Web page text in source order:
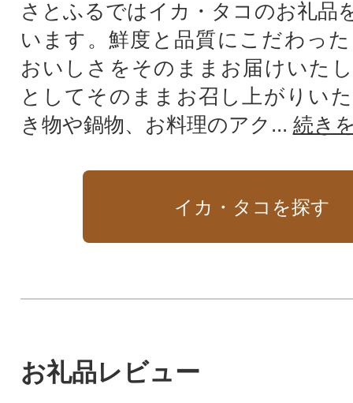
さとふるではイカ・タコのお礼品
います。鮮度と品質にこだわっ
おいしさをそのままお届けいた
としてそのままお召し上がりい
き物や鍋物、お料理のアク... 続き
イカ・タコを探す
お礼品レビュー